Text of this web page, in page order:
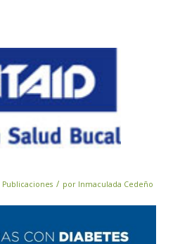
Publicaciones / por Inmaculada Cedeño